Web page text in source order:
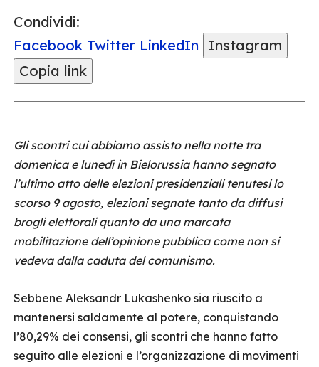
Condividi:
Facebook Twitter LinkedIn
Instagram
Copia link
Gli scontri cui abbiamo assisto nella notte tra
domenica e lunedì in Bielorussia hanno segnato
l’ultimo atto delle elezioni presidenziali tenutesi lo
scorso 9 agosto, elezioni segnate tanto da diffusi
brogli elettorali quanto da una marcata
mobilitazione dell’opinione pubblica come non si
vedeva dalla caduta del comunismo.
Sebbene Aleksandr Lukashenko sia riuscito a
mantenersi saldamente al potere, conquistando
l’80,29% dei consensi, gli scontri che hanno fatto
seguito alle elezioni e l’organizzazione di movimenti